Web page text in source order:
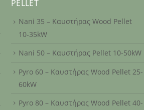
PELLET
Nani 35 – Καυστήρας Wood Pellet
10-35kW
Nani 50 – Καυστήρας Pellet 10-50kW
Pyro 60 – Καυστήρας Wood Pellet 25-
60kW
Pyro 80 – Καυστήρας Wood Pellet 40-